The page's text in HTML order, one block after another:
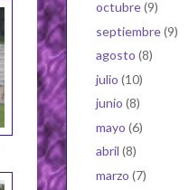
octubre(9)
septiembre(9)
agosto (8)
julio (10)
junio (8)
mayo (6)
abril (8)
marzo (7)